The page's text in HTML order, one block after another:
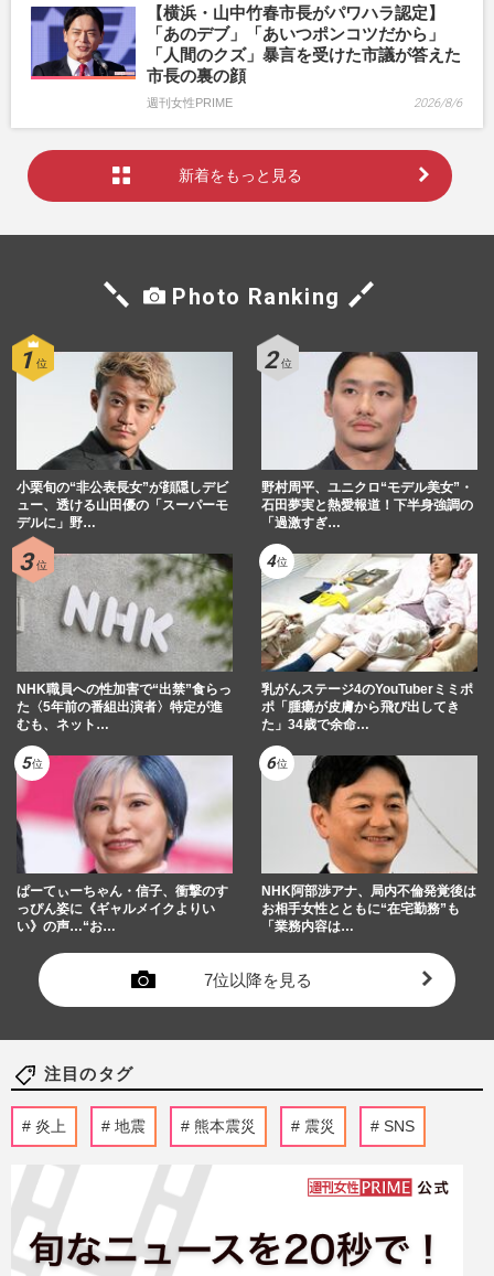
【横浜・山中竹春市長がパワハラ認定】
「あのデブ」「あいつポンコツだから」
「人間のクズ」暴言を受けた市議が答えた
市長の裏の顔
週刊女性PRIME 2026/8/6
新着をもっと見る
Photo Ranking
小栗旬の“非公表長女”が顔隠しデビ
ュー、透ける山田優の「スーパーモ
デルに」野…
野村周平、ユニクロ“モデル美女”・
石田夢実と熱愛報道！下半身強調の
「過激すぎ…
NHK職員への性加害で“出禁”食らっ
た〈5年前の番組出演者〉特定が進
むも、ネット…
乳がんステージ4のYouTuberミミポ
ポ「腫瘍が皮膚から飛び出してき
た」34歳で余命…
ぱーてぃーちゃん・信子、衝撃のす
っぴん姿に《ギャルメイクよりい
い》の声…“お…
NHK阿部渉アナ、局内不倫発覚後は
お相手女性とともに“在宅勤務”も
「業務内容は…
7位以降を見る
注目のタグ
炎上 地震 熊本震災 震災 SNS